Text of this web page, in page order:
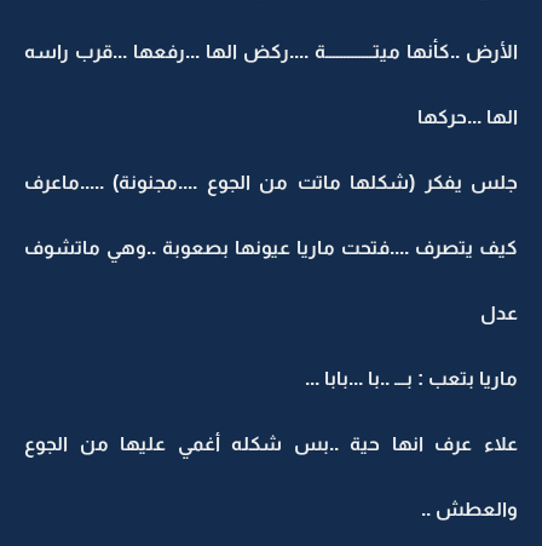
الأرض ..كأنها ميتـــــــــــــة ....ركض الها ...رفعها ...قرب راسه
الها ...حركها
جلس يفكر (شكلها ماتت من الجوع ....مجنونة) .....ماعرف
كيف يتصرف ....فتحت ماريا عيونها بصعوبة ..وهي ماتشوف
عدل
ماريا بتعب : بـــ ..با ...بابا ...
علاء عرف انها حية ..بس شكله أغمي عليها من الجوع
والعطش ..